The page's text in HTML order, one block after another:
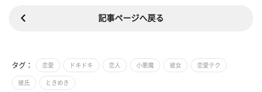
記事ページへ戻る
タグ： 恋愛 ドキドキ 恋人 小悪魔 彼女 恋愛テク
彼氏 ときめき